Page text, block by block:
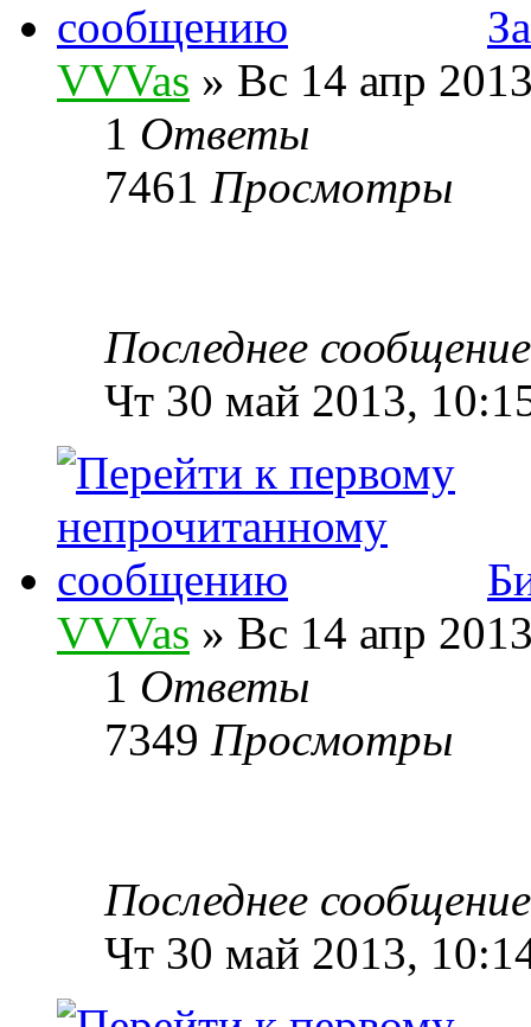
VVVas » Вс 14 апр
1 Ответы
7461 Просмотры
Последнее
Чт 30 май 2013,
VVVas » Вс 14 апр
1 Ответы
7349 Просмотры
Последнее
Чт 30 май 2013,